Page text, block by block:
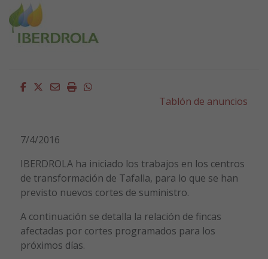
Facebook
Twitter
EmailImprimirWhatsapp
Tablón de anuncios
7/4/2016
IBERDROLA ha iniciado los trabajos en los centros
de transformación de Tafalla, para lo que se han
previsto nuevos cortes de suministro.
A continuación se detalla la relación de fincas
afectadas por cortes programados para los
próximos días.